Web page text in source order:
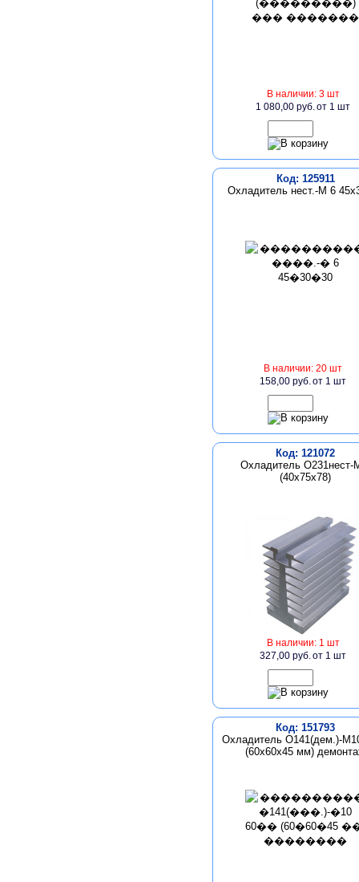
В наличии: 3 шт
1 080,00 руб.от 1 шт
Код: 125911
Охладитель нест.-М 6
В наличии: 20 шт
158,00 руб.от 1 шт
Код: 121072
Охладитель О231нест-
(40х75х78)
В наличии: 1 шт
327,00 руб.от 1 шт
Код: 151793
Охладитель О141(дем.)-
(60х60х45 мм)